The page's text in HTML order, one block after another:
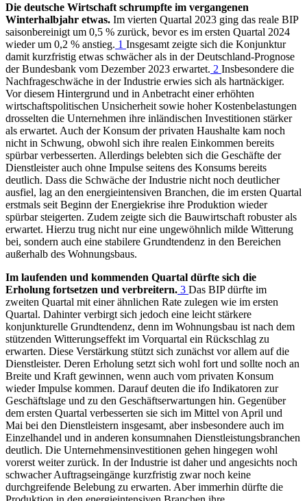
Die deutsche Wirtschaft schrumpfte im vergangenen
Winterhalbjahr etwas. Im vierten Quartal 2023 ging das reale BIP
saisonbereinigt um 0,5 % zurück, bevor es im ersten Quartal 2024
wieder um 0,2 % anstieg. 1 Insgesamt zeigte sich die Konjunktur
damit kurzfristig etwas schwächer als in der Deutschland-Prognose
der Bundesbank vom Dezember 2023 erwartet. 2 Insbesondere die
Nachfrageschwäche in der Industrie erwies sich als hartnäckiger.
Vor diesem Hintergrund und in Anbetracht einer erhöhten
wirtschaftspolitischen Unsicherheit sowie hoher Kostenbelastungen
drosselten die Unternehmen ihre inländischen Investitionen stärker
als erwartet. Auch der Konsum der privaten Haushalte kam noch
nicht in Schwung, obwohl sich ihre realen Einkommen bereits
spürbar verbesserten. Allerdings belebten sich die Geschäfte der
Dienstleister auch ohne Impulse seitens des Konsums bereits
deutlich. Dass die Schwäche der Industrie nicht noch deutlicher
ausfiel, lag an den energieintensiven Branchen, die im ersten Quartal
erstmals seit Beginn der Energiekrise ihre Produktion wieder
spürbar steigerten. Zudem zeigte sich die Bauwirtschaft robuster als
erwartet. Hierzu trug nicht nur eine ungewöhnlich milde Witterung
bei, sondern auch eine stabilere Grundtendenz in den Bereichen
außerhalb des Wohnungsbaus.
Im laufenden und kommenden Quartal dürfte sich die
Erholung fortsetzen und verbreitern. 3 Das BIPdürfte im
zweiten Quartal mit einer ähnlichen Rate zulegen wie im ersten
Quartal. Dahinter verbirgt sich jedoch eine leicht stärkere
konjunkturelle Grundtendenz, denn im Wohnungsbau ist nach dem
stützenden Witterungseffekt im Vorquartal ein Rückschlag zu
erwarten. Diese Verstärkung stützt sich zunächst vor allem auf die
Dienstleister. Deren Erholung setzt sich wohl fort und sollte noch an
Breite und Kraft gewinnen, wenn auch vom privaten Konsum
wieder Impulse kommen. Darauf deuten die ifo Indikatoren zur
Geschäftslage und zu den Geschäftserwartungen hin. Gegenüber
dem ersten Quartal verbesserten sie sich im Mittel von April und
Mai bei den Dienstleistern insgesamt, aber insbesondere auch im
Einzelhandel und in anderen konsumnahen Dienstleistungsbranchen
deutlich. Die Unternehmensinvestitionen gehen hingegen wohl
vorerst weiter zurück. In der Industrie ist daher und angesichts noch
schwacher Auftragseingänge kurzfristig zwar noch keine
durchgreifende Belebung zu erwarten. Aber immerhin dürfte die